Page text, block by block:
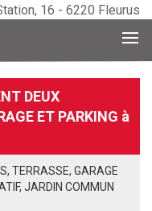
16 - 6220 Fleurus
DEUX
ET PARKING à
TERRASSE, GARAGE
JARDIN COMMUN